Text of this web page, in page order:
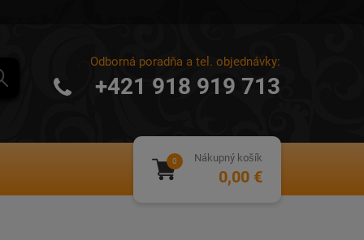
Odborná poradňa a tel. objednávky:
+421 918 919 713
Nákupný košík
0,00 €